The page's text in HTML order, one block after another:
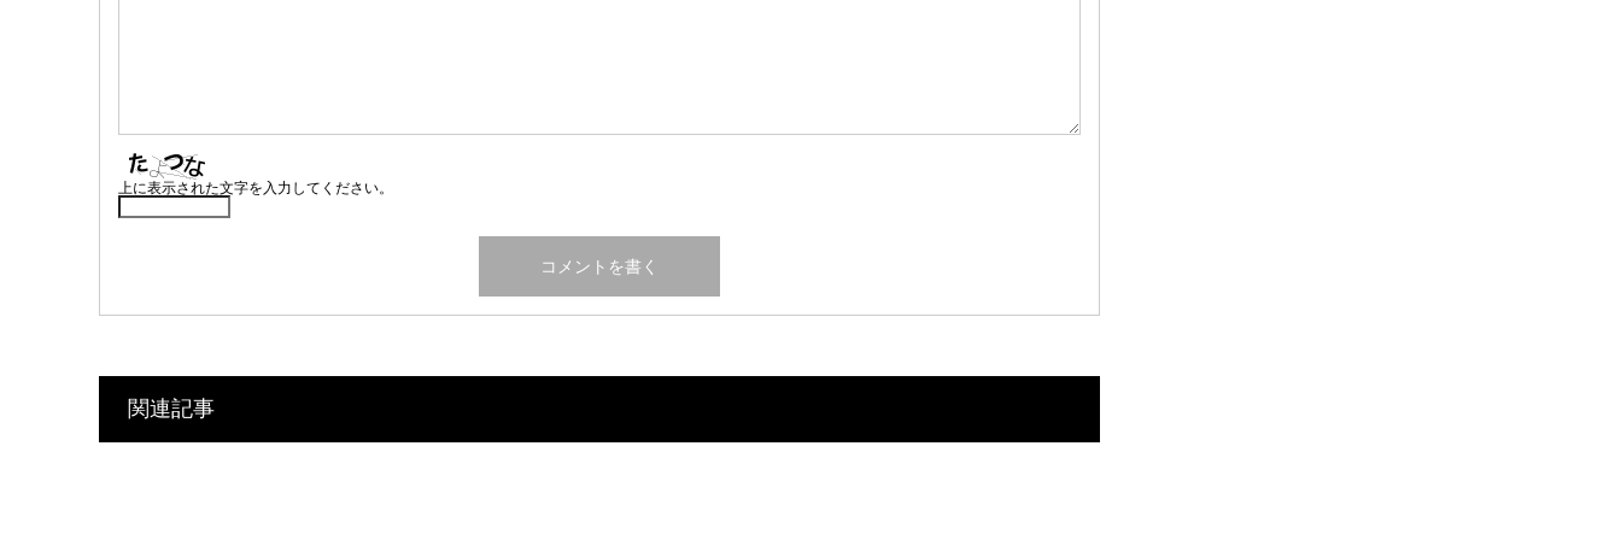
上に表示された文字を入力してください。
関連記事